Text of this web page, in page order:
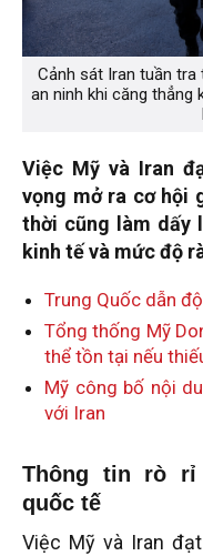
Cảnh sát Iran tuần
an ninh khi căng thẳng
Việc Mỹ và Iran
vọng mở ra cơ hội
thời cũng làm dấy
kinh tế và mức độ
Trung Quốc dẫn
Tổng thống Mỹ
thể tồn tại nếu
Mỹ công bố nội
với Iran
Thông tin rò rỉ
quốc tế
Việc Mỹ và Iran